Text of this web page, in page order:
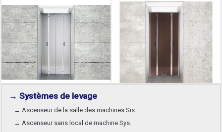
→ Systèmes de levage
→ Ascenseur de la salle des machines Sis.
→ Ascenseur sans local de machine Sys.